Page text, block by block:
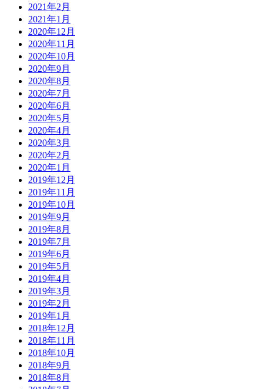
2021年2月
2021年1月
2020年12月
2020年11月
2020年10月
2020年9月
2020年8月
2020年7月
2020年6月
2020年5月
2020年4月
2020年3月
2020年2月
2020年1月
2019年12月
2019年11月
2019年10月
2019年9月
2019年8月
2019年7月
2019年6月
2019年5月
2019年4月
2019年3月
2019年2月
2019年1月
2018年12月
2018年11月
2018年10月
2018年9月
2018年8月